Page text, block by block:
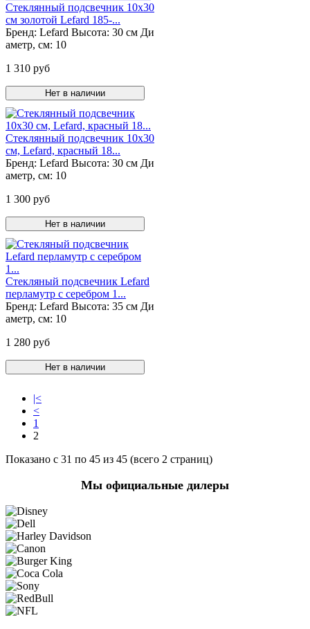
Стеклянный подсвечник 10х30
см золотой Lefard 185-...
Бренд: Lefard Высота: 30 см Ди
аметр, см: 10
1 310 руб
Нет в наличии
Стеклянный подсвечник 10х30
см, Lefard, красный 18...
Бренд: Lefard Высота: 30 см Ди
аметр, см: 10
1 300 руб
Нет в наличии
Стекляный подсвечник Lefard
перламутр с серебром 1...
Бренд: Lefard Высота: 35 см Ди
аметр, см: 10
1 280 руб
Нет в наличии
|<
<
1
2
Показано с 31 по 45 из 45 (всего 2 страниц)
Мы официальные дилеры